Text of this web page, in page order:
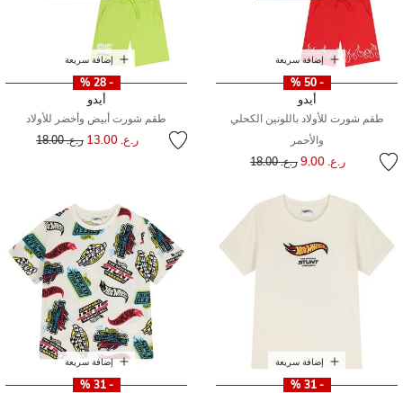
إضافة سريعة
- 50 %
أيدو
طقم شورت للأولاد باللونين الكحلي
والأحمر
ر.ع. 9.00 سعر مخفض منر.ع. 18.00
إضافة سريعة
- 28 %
أيدو
طقم شورت أبيض وأخضر للأولاد
ر.ع. 13.00 سعر مخفض من
ر.ع. 18.00 إلى
إضافة سريعة
- 31 %
إضافة سريعة
- 31 %